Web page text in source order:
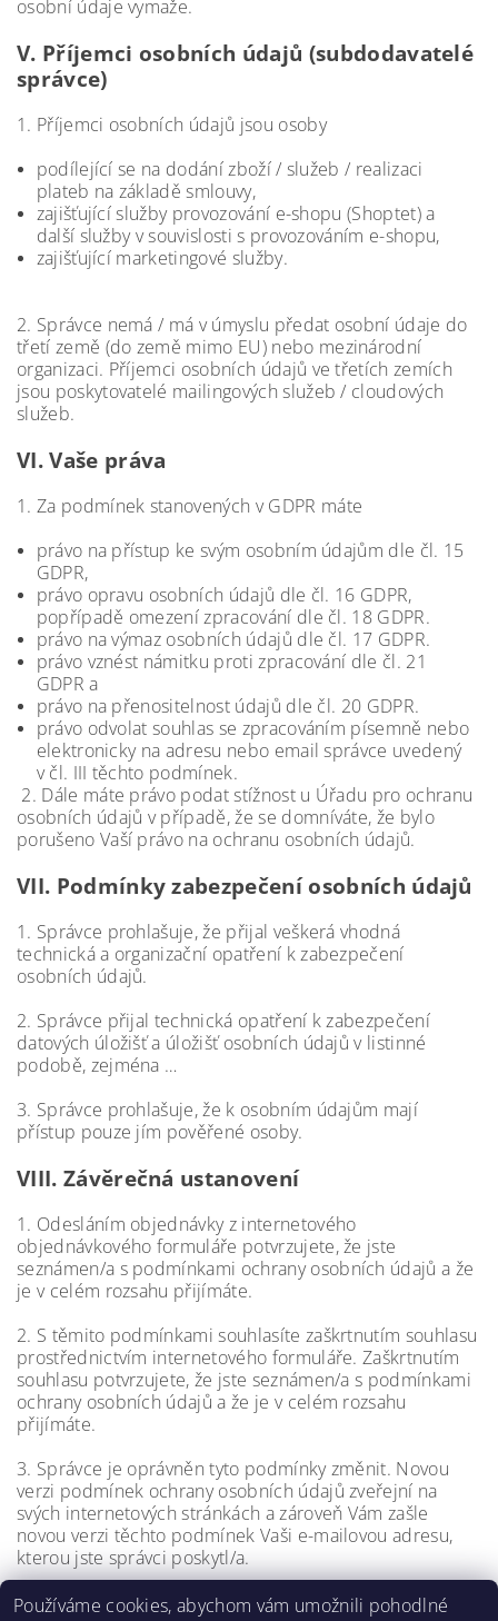
osobní údaje vymaže.
V. Příjemci osobních údajů (subdodavatelé
správce)
1. Příjemci osobních údajů jsou osoby
podílející se na dodání zboží / služeb / realizaci
plateb na základě smlouvy,
zajišťující služby provozování e-shopu (Shoptet) a
další služby v souvislosti s provozováním e-shopu,
zajišťující marketingové služby.
2. Správce nemá / má v úmyslu předat osobní údaje do
třetí země (do země mimo EU) nebo mezinárodní
organizaci. Příjemci osobních údajů ve třetích zemích
jsou poskytovatelé mailingových služeb / cloudových
služeb.
VI.Vaše práva
1. Za podmínek stanovených v GDPR máte
právo na přístup ke svým osobním údajům dle čl. 15
GDPR,
právo opravu osobních údajů dle čl. 16 GDPR,
popřípadě omezení zpracování dle čl. 18 GDPR.
právo na výmaz osobních údajů dle čl. 17 GDPR.
právo vznést námitku proti zpracování dle čl. 21
GDPR a
právo na přenositelnost údajů dle čl. 20 GDPR.
právo odvolat souhlas se zpracováním písemně nebo
elektronicky na adresu nebo email správce uvedený
v čl. III těchto podmínek.
2. Dále máte právo podat stížnost u Úřadu pro ochranu
osobních údajů v případě, že se domníváte, že bylo
porušeno Vaší právo na ochranu osobních údajů.
VII. Podmínky zabezpečení osobních údajů
1. Správce prohlašuje, že přijal veškerá vhodná
technická a organizační opatření k zabezpečení
osobních údajů.
2. Správce přijal technická opatření k zabezpečení
datových úložišť a úložišť osobních údajů v listinné
podobě, zejména …
3. Správce prohlašuje, že k osobním údajům mají
přístup pouze jím pověřené osoby.
VIII. Závěrečná ustanovení
1. Odesláním objednávky z internetového
objednávkového formuláře potvrzujete, že jste
seznámen/a s podmínkami ochrany osobních údajů a že
je v celém rozsahu přijímáte.
2. S těmito podmínkami souhlasíte zaškrtnutím souhlasu
prostřednictvím internetového formuláře. Zaškrtnutím
souhlasu potvrzujete, že jste seznámen/a s podmínkami
ochrany osobních údajů a že je v celém rozsahu
přijímáte.
3. Správce je oprávněn tyto podmínky změnit. Novou
verzi podmínek ochrany osobních údajů zveřejní na
svých internetových stránkách a zároveň Vám zašle
novou verzi těchto podmínek Vaši e-mailovou adresu,
kterou jste správci poskytl/a.
Používáme cookies, abychom vám umožnili pohodlné